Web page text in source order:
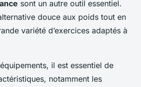
sont un autre outil essentiel.
douce aux poids tout en
variété d’exercices adaptés à
il est essentiel de
notamment les